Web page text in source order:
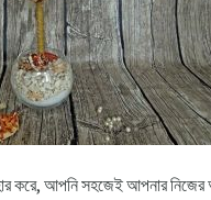
করে, আপনি সহজেই আপনার নিজের